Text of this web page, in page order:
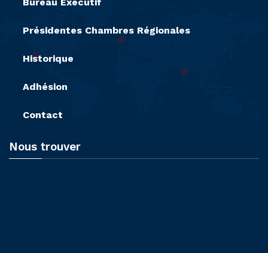
Présidentes Chambres Régionales
Historique
Adhésion
Contact
Nous trouver